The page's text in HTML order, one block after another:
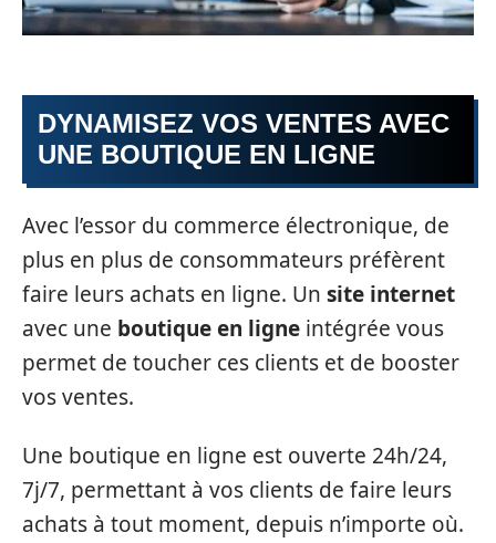
DYNAMISEZ VOS VENTES AVEC
UNE BOUTIQUE EN LIGNE
Avec l’essor du commerce électronique, de
plus en plus de consommateurs préfèrent
faire leurs achats en ligne. Un site internet
avec une boutique en ligne intégrée vous
permet de toucher ces clients et de booster
vos ventes.
Une boutique en ligne est ouverte 24h/24,
7j/7, permettant à vos clients de faire leurs
achats à tout moment, depuis n’importe où.